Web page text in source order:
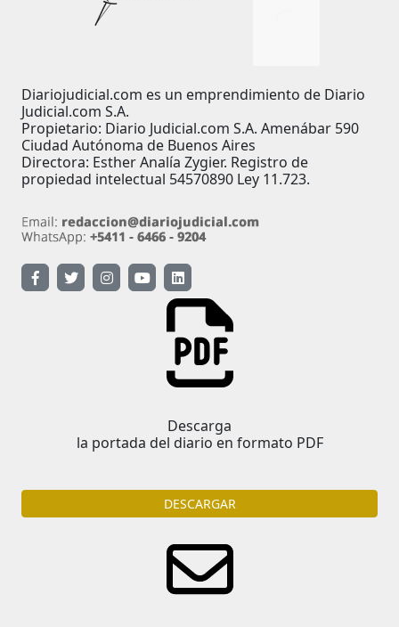
Diariojudicial.com es un emprendimiento de Diario
Judicial.com S.A.
Propietario: Diario Judicial.com S.A. Amenábar 590
Ciudad Autónoma de Buenos Aires
Directora: Esther Analía Zygier. Registro de
propiedad intelectual 54570890 Ley 11.723.
Descarga
la portada del diario en formato PDF
DESCARGAR